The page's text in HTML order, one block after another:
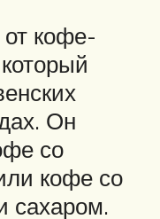
от кофе-
Он
со
кофе со
сахаром.